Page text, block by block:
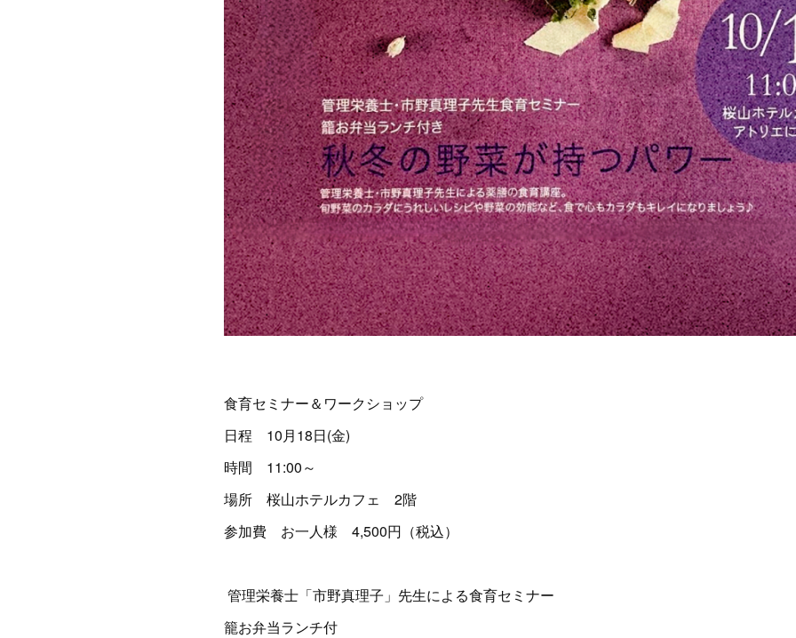
食育セミナー＆ワークショップ
日程 10月18日(金)
時間 11:00～
場所 桜山ホテルカフェ 2階
参加費 お一人様 4,500円（税込）
管理栄養士「市野真理子」先生による食育セミナー
籠お弁当ランチ付